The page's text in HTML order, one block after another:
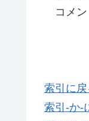
コメン
索引に戻
索引-か-